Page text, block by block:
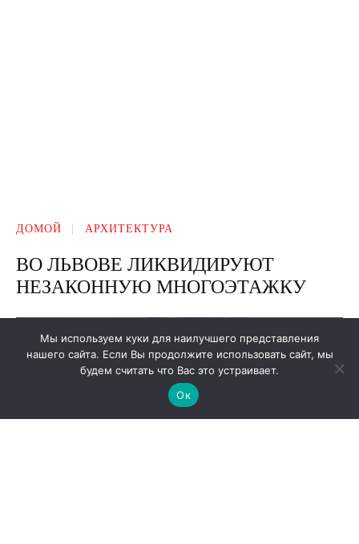
Мы используем куки для наилучшего представления
нашего сайта. Если Вы продолжите использовать сайт, мы
будем считать что Вас это устраивает.
Ок